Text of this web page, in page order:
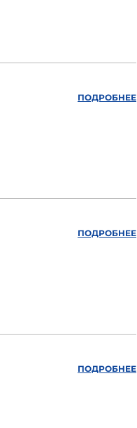
ПОДРОБНЕЕ
ПОДРОБНЕЕ
ПОДРОБНЕЕ